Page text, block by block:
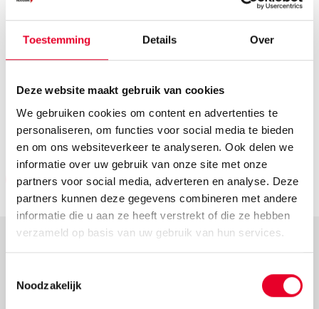
Toestemming Details Over
Deze website maakt gebruik van cookies
We gebruiken cookies om content en advertenties te
personaliseren, om functies voor social media te bieden
en om ons websiteverkeer te analyseren. Ook delen we
informatie over uw gebruik van onze site met onze
partners voor social media, adverteren en analyse. Deze
partners kunnen deze gegevens combineren met andere
informatie die u aan ze heeft verstrekt of die ze hebben
verzameld op basis van uw gebruik van hun services.
Noodzakelijk
11 juni– What’s in a demo? Real-World Use Cases &
Live Capabilities
24 september– Unlocking Proficy Operations Hub
22 oktober– Accelerating Results with Proficy
Scheduler: An Agile Approach
19 november– Powering Industrial Insights with
Proficy Data Hub & Proficy Historian
Meld u aan bij GE Vernova
Meer nieuws